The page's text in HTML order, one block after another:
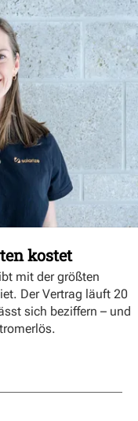
kostet
mit der größten
Der Vertrag läuft 20
sich beziffern – und